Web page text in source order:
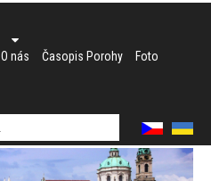
O nás Časopis Porohy Foto